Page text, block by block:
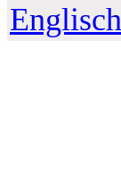
Englisch